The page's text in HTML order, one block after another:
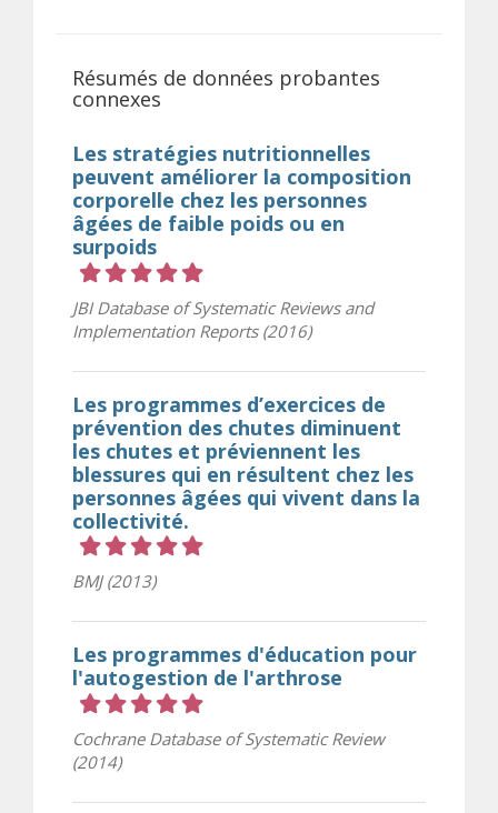
Résumés de données probantes
connexes
Les stratégies nutritionnelles
peuvent améliorer la composition
corporelle chez les personnes
âgées de faible poids ou en
surpoids
JBI Database of Systematic Reviews and
Implementation Reports (2016)
Les programmes d’exercices de
prévention des chutes diminuent
les chutes et préviennent les
blessures qui en résultent chez les
personnes âgées qui vivent dans la
collectivité.
BMJ (2013)
Les programmes d'éducation pour
l'autogestion de l'arthrose
Cochrane Database of Systematic Review
(2014)